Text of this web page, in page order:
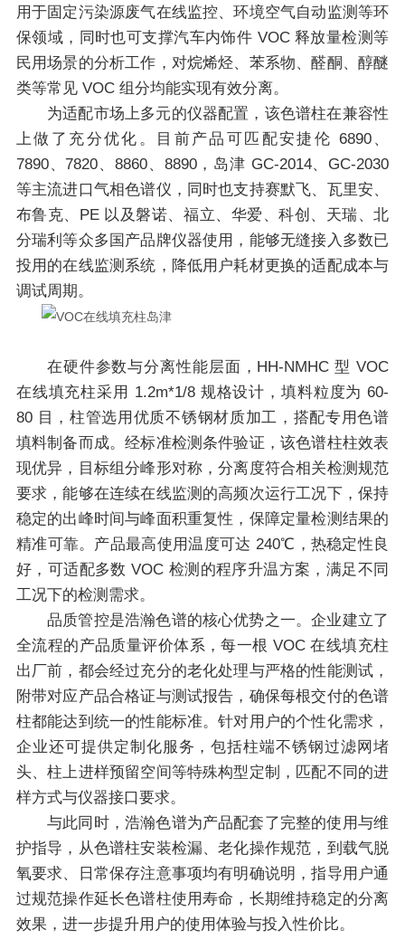
用于固定污染源废气在线监控、环境空气自动监测等环
保领域，同时也可支撑汽车内饰件 VOC 释放量检测等
民用场景的分析工作，对烷烯烃、苯系物、醛酮、醇醚
类等常见 VOC 组分均能实现有效分离。
为适配市场上多元的仪器配置，该色谱柱在兼容性
上做了充分优化。目前产品可匹配安捷伦 6890、
7890、7820、8860、8890，岛津 GC-2014、GC-2030
等主流进口气相色谱仪，同时也支持赛默飞、瓦里安、
布鲁克、PE 以及磐诺、福立、华爱、科创、天瑞、北
分瑞利等众多国产品牌仪器使用，能够无缝接入多数已
投用的在线监测系统，降低用户耗材更换的适配成本与
调试周期。
在硬件参数与分离性能层面，HH-NMHC 型 VOC
在线填充柱采用 1.2m*1/8 规格设计，填料粒度为 60-
80 目，柱管选用优质不锈钢材质加工，搭配专用色谱
填料制备而成。经标准检测条件验证，该色谱柱柱效表
现优异，目标组分峰形对称，分离度符合相关检测规范
要求，能够在连续在线监测的高频次运行工况下，保持
稳定的出峰时间与峰面积重复性，保障定量检测结果的
精准可靠。产品最高使用温度可达 240℃，热稳定性良
好，可适配多数 VOC 检测的程序升温方案，满足不同
工况下的检测需求。
品质管控是浩瀚色谱的核心优势之一。企业建立了
全流程的产品质量评价体系，每一根 VOC 在线填充柱
出厂前，都会经过充分的老化处理与严格的性能测试，
附带对应产品合格证与测试报告，确保每根交付的色谱
柱都能达到统一的性能标准。针对用户的个性化需求，
企业还可提供定制化服务，包括柱端不锈钢过滤网堵
头、柱上进样预留空间等特殊构型定制，匹配不同的进
样方式与仪器接口要求。
与此同时，浩瀚色谱为产品配套了完整的使用与维
护指导，从色谱柱安装检漏、老化操作规范，到载气脱
氧要求、日常保存注意事项均有明确说明，指导用户通
过规范操作延长色谱柱使用寿命，长期维持稳定的分离
效果，进一步提升用户的使用体验与投入性价比。